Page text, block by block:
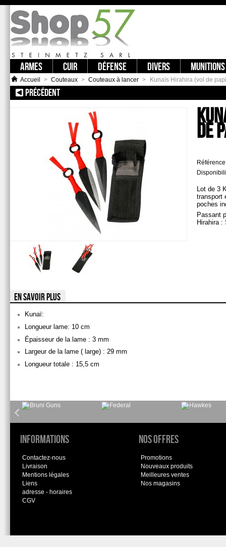
ARMES CUIR DÉFENSE DIVERS MUNITIONS
Accueil > Couteaux > Couteaux à lancer > Kunaïs Hirahira (vol de
PRÉCÉDENT:: 3 POINTES DE JET KAKI
DE
Lot de 3
transport
poches
Passant
Hirahira :
EN SAVOIR PLUS
Kunaï:
Longueur lame: 10 cm
Épaisseur de la lame : 3 mm
Largeur de la lame ( large) : 29 mm
Longueur totale : 15,5 cm
Informations
Contactez-nous
Livraison
Mentions légales
Liens
adresse - horaires
CGV
Nos offres
Promotions
Nouveaux produits
Meilleures ventes
Nos magasins